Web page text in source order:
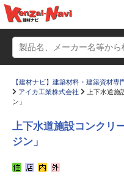
【建材ナビ】建築材料・建築資材専
アイカ工業株式会社
上下水道施
ン」
上下水道施設コンクリ
ジン」